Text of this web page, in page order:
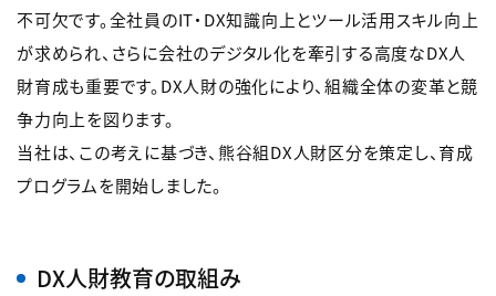
不可欠です。全社員のIT・DX知識向上とツール活用スキル向上
が求められ、さらに会社のデジタル化を牽引する高度なDX人
財育成も重要です。DX人財の強化により、組織全体の変革と競
争力向上を図ります。
当社は、この考えに基づき、熊谷組DX人財区分を策定し、育成
プログラムを開始しました。
DX人財教育の取組み